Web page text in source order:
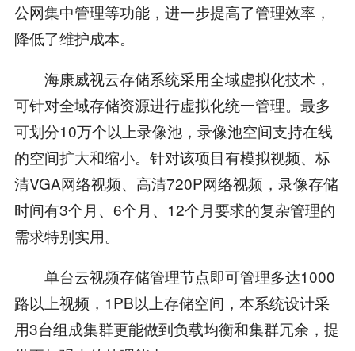
公网集中管理等功能，进一步提高了管理效率，
降低了维护成本。
海康威视云存储系统采用全域虚拟化技术，
可针对全域存储资源进行虚拟化统一管理。最多
可划分10万个以上录像池，录像池空间支持在线
的空间扩大和缩小。针对该项目有模拟视频、标
清VGA网络视频、高清720P网络视频，录像存储
时间有3个月、6个月、12个月要求的复杂管理的
需求特别实用。
单台云视频存储管理节点即可管理多达1000
路以上视频，1PB以上存储空间，本系统设计采
用3台组成集群更能做到负载均衡和集群冗余，提